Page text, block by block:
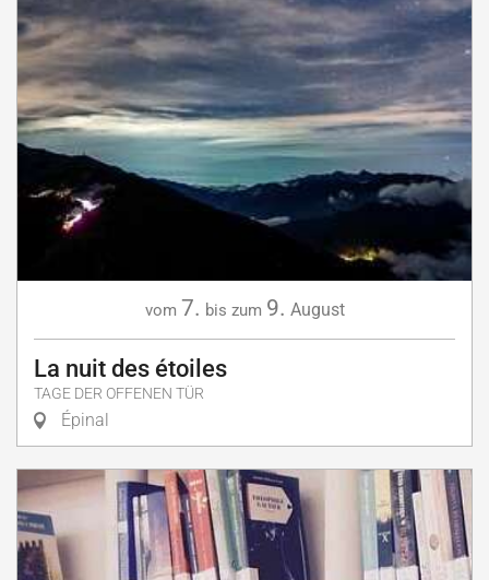
vom 7. bis zum 9. August
La nuit des étoiles
TAGE DER OFFENEN TÜR
Épinal